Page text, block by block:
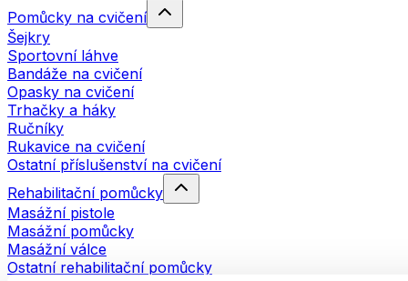
Pomůcky na cvičení
Šejkry
Sportovní láhve
Bandáže na cvičení
Opasky na cvičení
Trhačky a háky
Ručníky
Rukavice na cvičení
Ostatní příslušenství na cvičení
Rehabilitační pomůcky
Masážní pistole
Masážní pomůcky
Masážní válce
Ostatní rehabilitační pomůcky